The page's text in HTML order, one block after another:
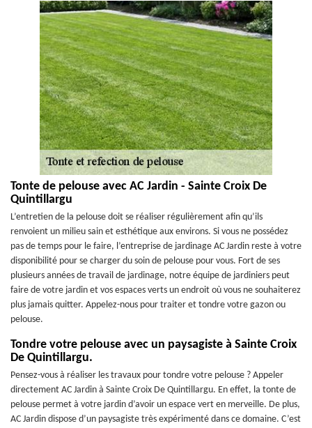
Tonte de pelouse avec AC Jardin - Sainte Croix De
Quintillargu
L’entretien de la pelouse doit se réaliser régulièrement afin qu’ils
renvoient un milieu sain et esthétique aux environs. Si vous ne possédez
pas de temps pour le faire, l’entreprise de jardinage AC Jardin reste à votre
disponibilité pour se charger du soin de pelouse pour vous. Fort de ses
plusieurs années de travail de jardinage, notre équipe de jardiniers peut
faire de votre jardin et vos espaces verts un endroit où vous ne souhaiterez
plus jamais quitter. Appelez-nous pour traiter et tondre votre gazon ou
pelouse.
Tondre votre pelouse avec un paysagiste à Sainte Croix
De Quintillargu.
Pensez-vous à réaliser les travaux pour tondre votre pelouse ? Appeler
directement AC Jardin à Sainte Croix De Quintillargu. En effet, la tonte de
pelouse permet à votre jardin d’avoir un espace vert en merveille. De plus,
AC Jardin dispose d’un paysagiste très expérimenté dans ce domaine. C’est